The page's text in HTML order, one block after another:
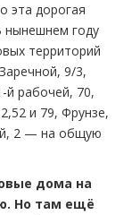
эта дорогая
нынешнем году
территорий
9/3,
й рабочей, 70,
и 79, Фрунзе,
2 — на общую
дома на
Но там ещё